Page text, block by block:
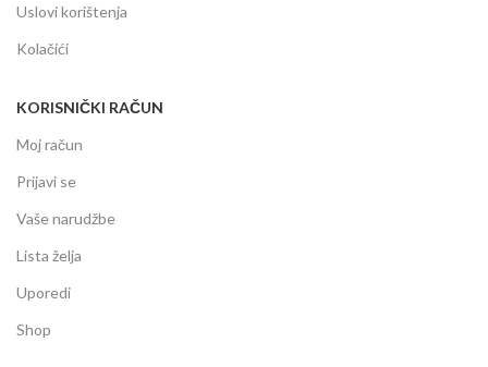
Uslovi korištenja
Kolačići
KORISNIČKI RAČUN
Moj račun
Prijavi se
Vaše narudžbe
Lista želja
Uporedi
Shop